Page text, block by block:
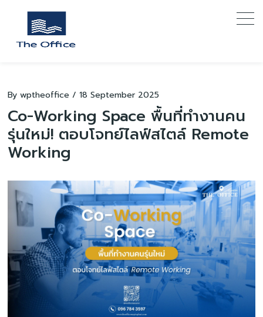
Co-Working Space พื้นที่ทำงานคน
รุ่นใหม่! ตอบโจทย์ไลฟ์สไตล์ Remote
Working
Bywptheoffice/18 September 2025